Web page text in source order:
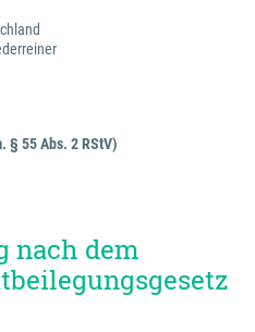
§ 55 Abs. 2 RStV)
nach dem